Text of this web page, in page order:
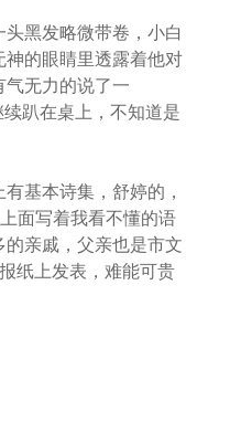
黑发略微带卷，小白
的眼睛里透露着他对
无力的说了一
趴在桌上，不知道是
基本诗集，舒婷的，
面写着我看不懂的语
亲戚，父亲也是市文
纸上发表，难能可贵